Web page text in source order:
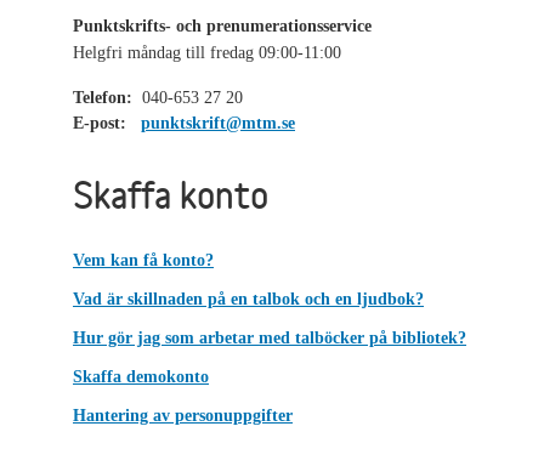
Punktskrifts- och prenumerationsservice
Helgfri måndag till fredag 09:00-11:00
Telefon: 040-653 27 20
E-post:
punktskrift@mtm.se
Skaffa konto
Vem kan få konto?
Vad är skillnaden på en talbok och en ljudbok?
Hur gör jag som arbetar med talböcker på bibliotek?
Skaffa demokonto
Hantering av personuppgifter